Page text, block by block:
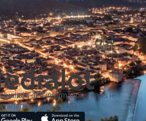
Carrières
Publicité
et d'informations dans le
du Lot (46).